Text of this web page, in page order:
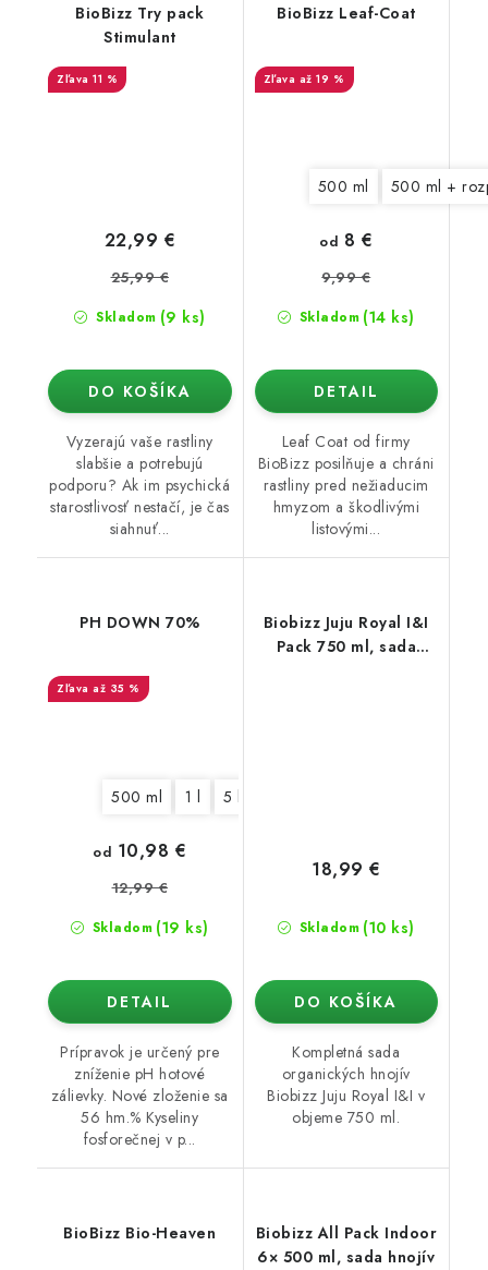
BioBizz Try pack
Stimulant
11 %
Skladom (9 ks)
22,99 €
25,99 €
DO KOŠÍKA
Vyzerajú vaše rastliny
slabšie a potrebujú
podporu? Ak im psychická
starostlivosť nestačí, je čas
siahnuť...
BioBizz Leaf-Coat
až 19 %
500 ml 500 ml +
Skladom (14 ks)
od 8 €
9,99 €
DETAIL
Leaf Coat od firmy
BioBizz posilňuje a chráni
rastliny pred nežiaducim
hmyzom a škodlivými
listovými...
PH DOWN 70%
až 35 %
500 ml 1 l 5 l
Skladom (19 ks)
od 10,98 €
12,99 €
DETAIL
Prípravok je určený pre
zníženie pH hotové
zálievky. Nové zloženie sa
56 hm.% Kyseliny
fosforečnej v p...
Biobizz Juju Royal I&I
Pack 750 ml, sada
Skladom (10 ks)
18,99 €
DO KOŠÍKA
Kompletná sada
organických hnojív
Biobizz Juju Royal I&I v
objeme 750 ml.
BioBizz Bio-Heaven
Biobizz All Pack Indoor
6× 500 ml, sada hnojív